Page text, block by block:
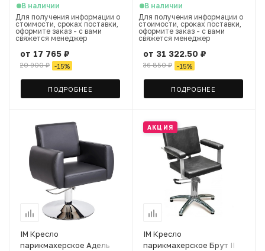
В наличии
Для получения информации о
стоимости, сроках поставки,
оформите заказ - с вами
свяжется менеджер
от 17 765 ₽
20 900 ₽ -15%
ПОДРОБНЕЕ
В наличии
Для получения информации о
стоимости, сроках поставки,
оформите заказ - с вами
свяжется менеджер
от 31 322.50 ₽
36 850 ₽ -15%
ПОДРОБНЕЕ
IM Кресло
парикмахерское Адель
АКЦИЯ
IM Кресло
парикмахерское Брут II